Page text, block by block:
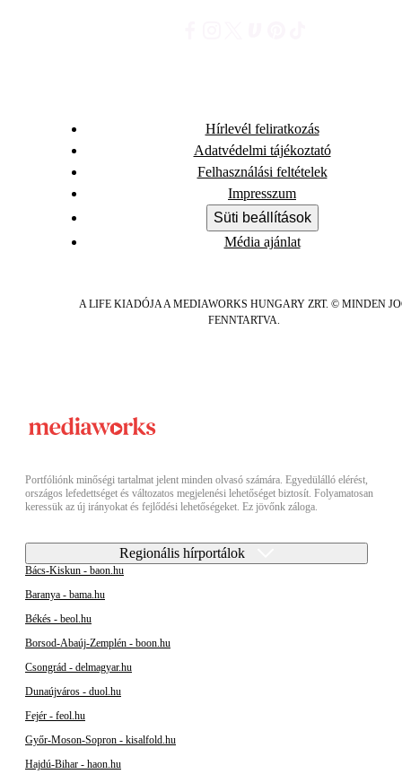
Hírlevél feliratkozás
Adatvédelmi tájékoztató
Felhasználási feltételek
Impresszum
Süti beállítások
Média ajánlat
A LIFE KIADÓJA A MEDIAWORKS HUNGARY ZRT. © MINDEN
FENNTARTVA.
Portfóliónk minőségi tartalmat jelent minden olvasó számára. Egyedülálló elérést,
országos lefedettséget és változatos megjelenési lehetőséget biztosít. Folyamatosan
keressük az új irányokat és fejlődési lehetőségeket. Ez jövőnk záloga.
Regionális hírportálok
Bács-Kiskun - baon.hu
Baranya - bama.hu
Békés - beol.hu
Borsod-Abaúj-Zemplén - boon.hu
Csongrád - delmagyar.hu
Dunaújváros - duol.hu
Fejér - feol.hu
Győr-Moson-Sopron - kisalfold.hu
Hajdú-Bihar - haon.hu